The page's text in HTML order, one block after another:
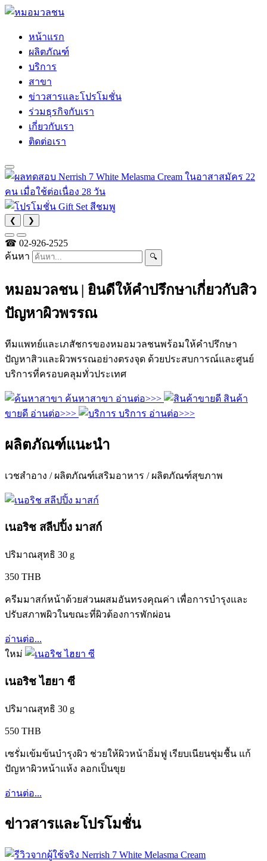
หน้าแรก
ผลิตภัณฑ์
บริการ
สาขา
ข่าวสารและโปรโมชั่น
ร่วมธุรกิจกับเรา
เกี่ยวกับเรา
ติดต่อเรา
❮ ❯
☎ 02-926-2525
ค้นหา
🔍
หมอมวลชน | ยินดีให้คำปรึกษาเกี่ยวกับสิว
ปัญหาผิวพรรณ
ทีมแพทย์และเภสัชกรของหมอมวลชนพร้อมให้คำปรึกษา
ปัญหาสิวและผิวพรรณอย่างตรงจุด ด้วยประสบการณ์และศูนย์
บริการที่ครอบคลุมทั่วประเทศ
ค้นหาสาขา อ่านต่อ>>>
สินค้า
ขายดี อ่านต่อ>>> บริการ อ่านต่อ>>>
ผลิตภัณฑ์แนะนำ
เวชสำอาง / ผลิตภัณฑ์เสริมอาหาร / ผลิตภัณฑ์สุขภาพ
เนอริช สลีปปิ้ง มาสก์
ปริมาณสุทธิ 30 g
350 THB
ครีมมาสก์หน้าด้วยส่วนผสมอันทรงคุณค่า เพื่อการบำรุงและ
ปรับสภาพผิวในขณะที่ผิวต้องการพักผ่อน
อ่านต่อ...
ใหม่
เนอริช ไฮยา ซี
ปริมาณสุทธิ 30 g
550 THB
เซรั่มเข้มข้นบำรุงผิว ช่วยให้ผิวหน้าอิ่มฟู เรียบเนียนชุ่มชื้น แก้
ปัญหาผิวหน้าแห้ง ลอกเป็นขุย
อ่านต่อ...
ข่าวสารและโปรโมชั่น